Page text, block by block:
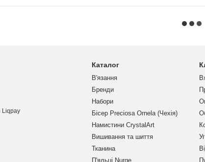
Каталог
В'язання
Бренди
Набори
Бісер Preciosa Ornela (Чехія)
Намистини CrystalArt
Вишивання та шиття
Тканина
П'яльці Nurge